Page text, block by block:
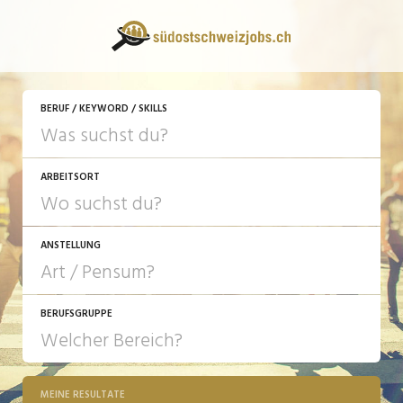
BERUF / KEYWORD / SKILLS
ARBEITSORT
ANSTELLUNG
JOB-TYP
Festanstellung
BERUFSGRUPPE
MEINE RESULTATE